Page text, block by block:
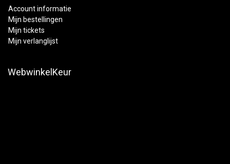
Account informatie
Mijn bestellingen
Mijn tickets
Mijn verlanglijst
WebwinkelKeur